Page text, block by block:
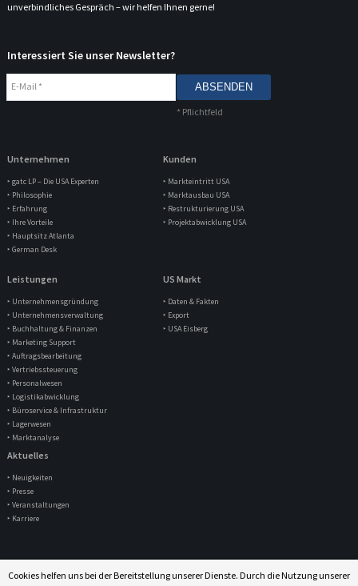
Cookies helfen uns bei der Bereitstellung unserer Dienste. Durch die Nutzung unserer
unverbindliches Gespräch – wir helfen Ihnen gerne!
Interessiert Sie unser Newsletter?
E-Mail *
* Pflichtfeld
Unternehmen
‣ gatc LP – Die USA Experten
‣ Philosophie
‣ Erfahrung
‣ Ihre Vorteile
‣ Hauptsitz Atlanta
‣ German Desk
Kunden
‣ Markteintritt USA
‣ Marktausbau USA
‣ Restrukturierung USA
‣ Projektabwicklung USA
Leistungen
‣ Unternehmensgründung
‣ Unternehmensverwaltung
‣ Buchhaltung & Finanzen
‣ Marketing Support
‣ Auftragsbearbeitung
‣ Vertriebssteuerung
‣ Personalwesen
‣ Logistikabwicklung
‣ Büroservice & Infrastruktur
‣ Lagerwesen
‣ Marktanalyse
US Markt
‣ Daten & Fakten
‣ Export
‣ USA Eisberg
Aktuelles
‣ Neuigkeiten
‣ Presse
‣ Veranstaltungen
‣ Karriere
IMPRESSUM|DATENSCHUTZ